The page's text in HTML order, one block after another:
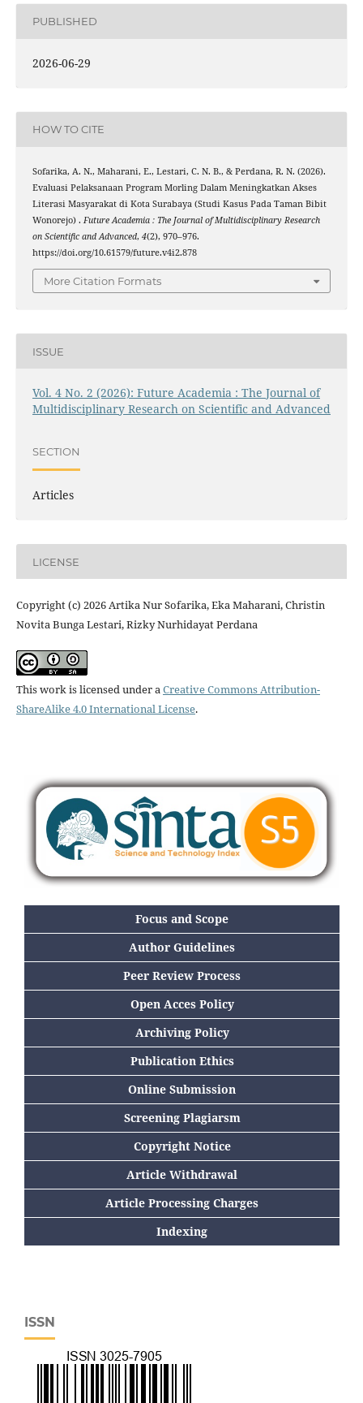
PUBLISHED
2026-06-29
HOW TO CITE
Sofarika, A. N., Maharani, E., Lestari, C. N. B., & Perdana, R. N. (2026).
Evaluasi Pelaksanaan Program Morling Dalam Meningkatkan Akses
Literasi Masyarakat di Kota Surabaya (Studi Kasus Pada Taman Bibit
Wonorejo) . Future Academia : The Journal of Multidisciplinary Research
on Scientific and Advanced, 4(2), 970–976.
https://doi.org/10.61579/future.v4i2.878
More Citation Formats
ISSUE
Vol. 4 No. 2 (2026): Future Academia : The Journal of
Multidisciplinary Research on Scientific and Advanced
SECTION
Articles
LICENSE
Copyright (c) 2026 Artika Nur Sofarika, Eka Maharani, Christin
Novita Bunga Lestari, Rizky Nurhidayat Perdana
This work is licensed under aCreative Commons Attribution-
ShareAlike 4.0 International License.
Focus and Scope
Author Guidelines
Peer Review Process
Open Acces Policy
Archiving Policy
Publication Ethics
Online Submission
Screening Plagiarsm
Copyright Notice
Article Withdrawal
Article Processing Charges
Indexing
ISSN